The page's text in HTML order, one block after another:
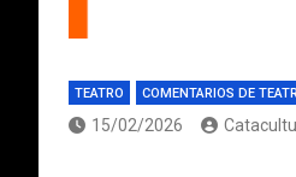
TEATRO COMENTARIOS DE
15/02/2026